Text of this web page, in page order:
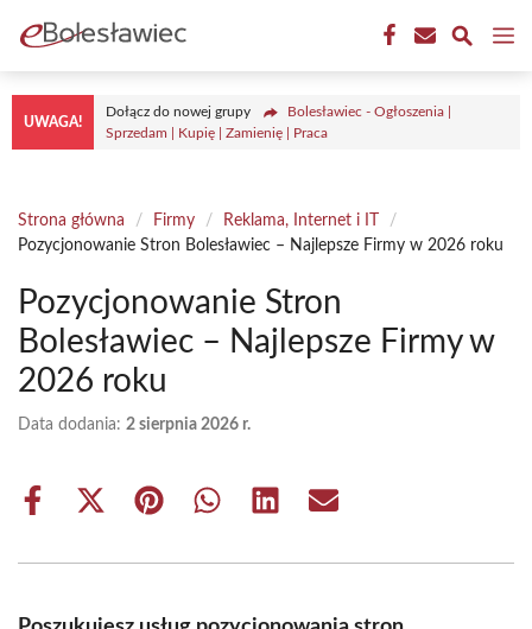
treści
UWAGA!
Dołącz do nowej grupy
Bolesławiec - Ogłoszenia |
Sprzedam | Kupię | Zamienię | Praca
Strona główna / Firmy / Reklama, Internet i IT
/
Pozycjonowanie Stron Bolesławiec – Najlepsze Firmy w 2026 roku
Pozycjonowanie Stron
Bolesławiec – Najlepsze Firmy w
2026 roku
Data dodania: 2 sierpnia 2026 r.
Share
Share
(Twitter)
Share Share Share Share